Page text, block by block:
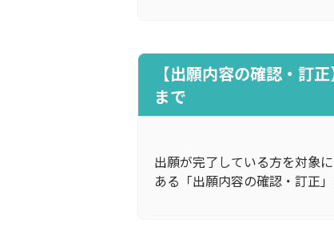
【出願内容の確認・訂
まで
出願が完了している方を対象
ある「出願内容の確認・訂正